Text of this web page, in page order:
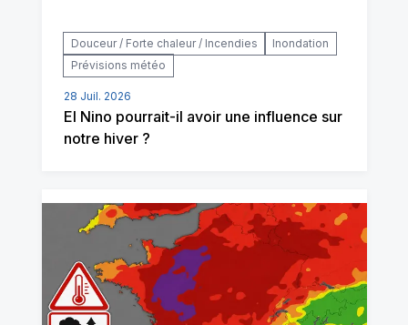
Douceur / Forte chaleur / Incendies
Inondation
Prévisions météo
28 Juil. 2026
El Nino pourrait-il avoir une influence sur
notre hiver ?